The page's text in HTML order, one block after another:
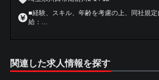
■経験、スキル、年齢を考慮の上、同社規定
給：...
関連した求人情報を探す